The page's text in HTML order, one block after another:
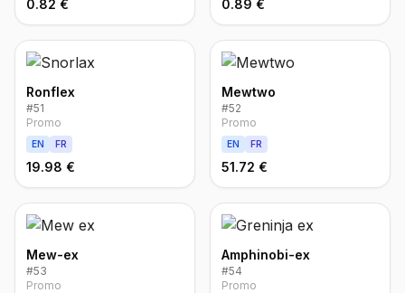
0.82 € 0.89 €
Ronflex
#51
Promo
EN FR
19.98 €
Mewtwo
#52
Promo
EN FR
51.72 €
Mew-ex
#53
Promo
Amphinobi-ex
#54
Promo